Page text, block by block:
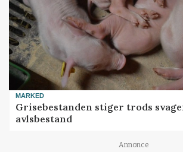
MARKED
Grisebestanden stiger trods
avlsbestand
Annonce